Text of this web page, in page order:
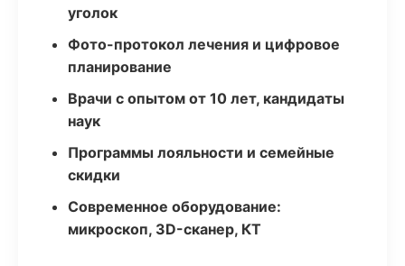
уголок
Фото-протокол лечения и цифровое
планирование
Врачи с опытом от 10 лет, кандидаты
наук
Программы лояльности и семейные
скидки
Современное оборудование:
микроскоп, 3D-сканер, КТ